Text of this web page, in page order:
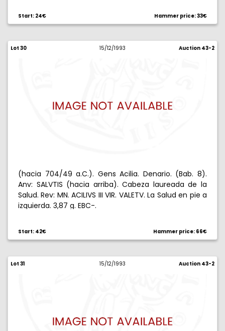
Start: 24€ Hammer price: 33€
Lot 30 15/12/1993 Auction 43-2
(hacia 704/49 a.C.). Gens Acilia. Denario. (Bab. 8).
Anv: SALVTIS (hacia arriba). Cabeza laureada de la
Salud. Rev: MN. ACILIVS III VIR. VALETV. La Salud en pie a
izquierda. 3,87 g. EBC-.
Start: 42€ Hammer price: 66€
Lot 31 15/12/1993 Auction 43-2